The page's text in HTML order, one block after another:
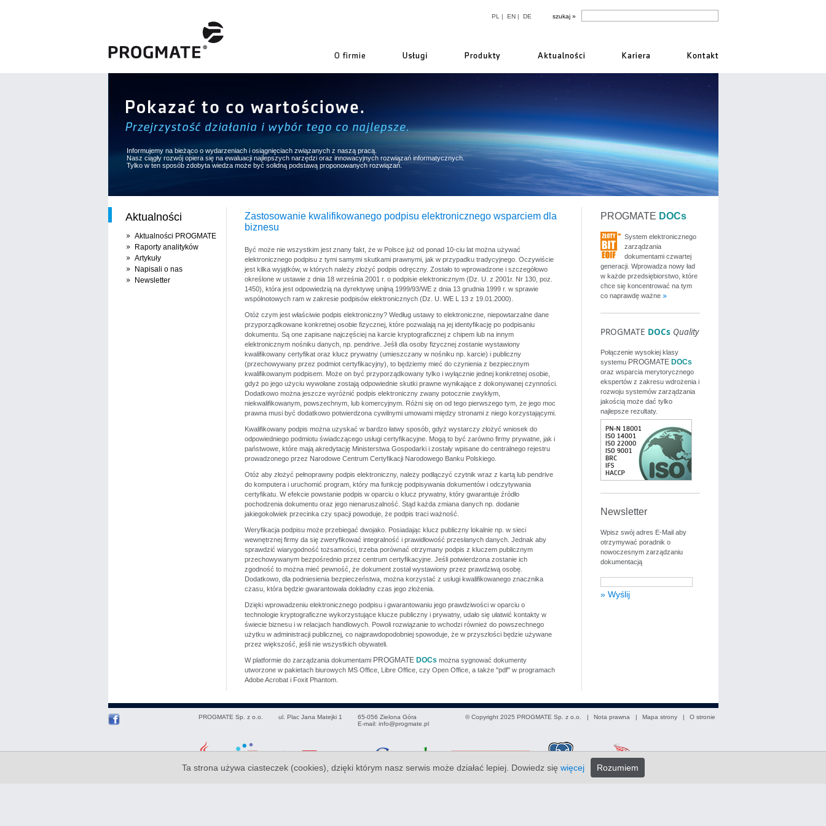
PL | EN| DE
Informujemy na bieżąco o wydarzeniach i osiągnięciach związanych z naszą pracą.
Nasz ciągły rozwój opiera się na ewaluacji najlepszych narzędzi oraz innowacyjnych rozwiązań informatycznych.
Tylko w ten sposób zdobyta wiedza może być solidną podstawą proponowanych rozwiązań.
Aktualności
Aktualności PROGMATE
Raporty analityków
Artykuły
Napisali o nas
Newsletter
Zastosowanie kwalifikowanego podpisu elektronicznego wsparciem dla
biznesu
Być może nie wszystkim jest znany fakt, że w Polsce już od ponad 10-ciu lat można używać
elektronicznego podpisu z tymi samymi skutkami prawnymi, jak w przypadku tradycyjnego. Oczywiście
jest kilka wyjątków, w których należy złożyć podpis odręczny. Zostało to wprowadzone i szczegółowo
określone w ustawie z dnia 18 września 2001 r. o podpisie elektronicznym (Dz. U. z 2001r. Nr 130, poz.
1450), która jest odpowiedzią na dyrektywę unijną 1999/93/WE z dnia 13 grudnia 1999 r. w sprawie
wspólnotowych ram w zakresie podpisów elektronicznych (Dz. U. WE L 13 z 19.01.2000).
Otóż czym jest właściwie podpis elektroniczny? Według ustawy to elektroniczne, niepowtarzalne dane
przyporządkowane konkretnej osobie fizycznej, które pozwalają na jej identyfikację po podpisaniu
dokumentu. Są one zapisane najczęściej na karcie kryptograficznej z chipem lub na innym
elektronicznym nośniku danych, np. pendrive. Jeśli dla osoby fizycznej zostanie wystawiony
kwalifikowany certyfikat oraz klucz prywatny (umieszczany w nośniku np. karcie) i publiczny
(przechowywany przez podmiot certyfikacyjny), to będziemy mieć do czynienia z bezpiecznym
kwalifikowanym podpisem. Może on być przyporządkowany tylko i wyłącznie jednej konkretnej osobie,
gdyż po jego użyciu wywołane zostają odpowiednie skutki prawne wynikające z dokonywanej czynności.
Dodatkowo można jeszcze wyróżnić podpis elektroniczny zwany potocznie zwykłym,
niekwalifikowanym, powszechnym, lub komercyjnym. Różni się on od tego pierwszego tym, że jego moc
prawna musi być dodatkowo potwierdzona cywilnymi umowami między stronami z niego korzystającymi.
Kwalifikowany podpis można uzyskać w bardzo łatwy sposób, gdyż wystarczy złożyć wniosek do
odpowiedniego podmiotu świadczącego usługi certyfikacyjne. Mogą to być zarówno firmy prywatne, jak i
państwowe, które mają akredytację Ministerstwa Gospodarki i zostały wpisane do centralnego rejestru
prowadzonego przez Narodowe Centrum Certyfikacji Narodowego Banku Polskiego.
Otóż aby złożyć pełnoprawny podpis elektroniczny, należy podłączyć czytnik wraz z kartą lub pendrive
do komputera i uruchomić program, który ma funkcję podpisywania dokumentów i odczytywania
certyfikatu. W efekcie powstanie podpis w oparciu o klucz prywatny, który gwarantuje źródło
pochodzenia dokumentu oraz jego nienaruszalność. Stąd każda zmiana danych np. dodanie
jakiegokolwiek przecinka czy spacji powoduje, że podpis traci ważność.
Weryfikacja podpisu może przebiegać dwojako. Posiadając klucz publiczny lokalnie np. w sieci
wewnętrznej firmy da się zweryfikować integralność i prawidłowość przesłanych danych. Jednak aby
sprawdzić wiarygodność tożsamości, trzeba porównać otrzymany podpis z kluczem publicznym
przechowywanym bezpośrednio przez centrum certyfikacyjne. Jeśli potwierdzona zostanie ich
zgodność to można mieć pewność, że dokument został wystawiony przez prawdziwą osobę.
Dodatkowo, dla podniesienia bezpieczeństwa, można korzystać z usługi kwalifikowanego znacznika
czasu, która będzie gwarantowała dokładny czas jego złożenia.
Dzięki wprowadzeniu elektronicznego podpisu i gwarantowaniu jego prawdziwości w oparciu o
technologie kryptograficzne wykorzystujące klucze publiczny i prywatny, udało się ułatwić kontakty w
świecie biznesu i w relacjach handlowych. Powoli rozwiązanie to wchodzi również do powszechnego
użytku w administracji publicznej, co najprawdopodobniej spowoduje, że w przyszłości będzie używane
przez większość, jeśli nie wszystkich obywateli.
W platformie do zarządzania dokumentami PROGMATE DOCs można sygnować dokumenty
utworzone w pakietach biurowych MS Office, Libre Office, czy Open Office, a także "pdf" w programach
Adobe Acrobat i Foxit Phantom.
PROGMATE DOCs
System elektronicznego
zarządzania
dokumentami czwartej
generacji. Wprowadza nowy ład
w każde przedsiębiorstwo, które
chce się koncentrować na tym
co naprawdę ważne
PROGMATE DOCs Quality
Połączenie wysokiej klasy
systemu PROGMATE DOCs
oraz wsparcia merytorycznego
ekspertów z zakresu wdrożenia i
rozwoju systemów zarządzania
jakością może dać tylko
najlepsze rezultaty.
Newsletter
Wpisz swój adres E-Mail aby
otrzymywać poradnik o
nowoczesnym zarządzaniu
dokumentacją
© Copyright 2025 PROGMATE Sp. z o.o. | Nota prawna | Mapa strony| O stronie
PROGMATE Sp. z o.o. ul. Plac Jana Matejki 1 65-056 Zielona Góra
E-mail: info@progmate.pl
Ta strona używa ciasteczek (cookies), dzięki którym nasz serwis może działać lepiej. Dowiedz się więcej Rozumiem